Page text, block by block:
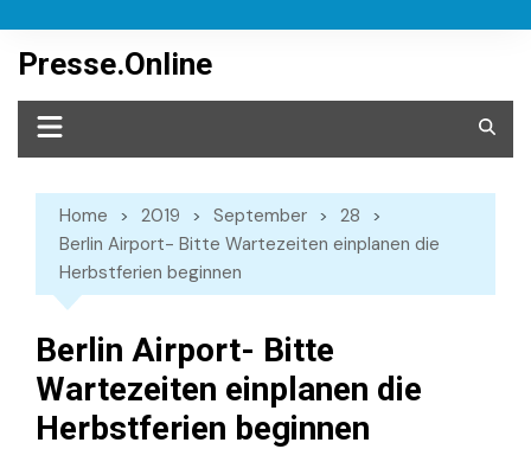
content
Presse.Online
Home 2019 September
28
Berlin Airport- Bitte Wartezeiten einplanen die
Herbstferien beginnen
Berlin Airport- Bitte
Wartezeiten einplanen die
Herbstferien beginnen